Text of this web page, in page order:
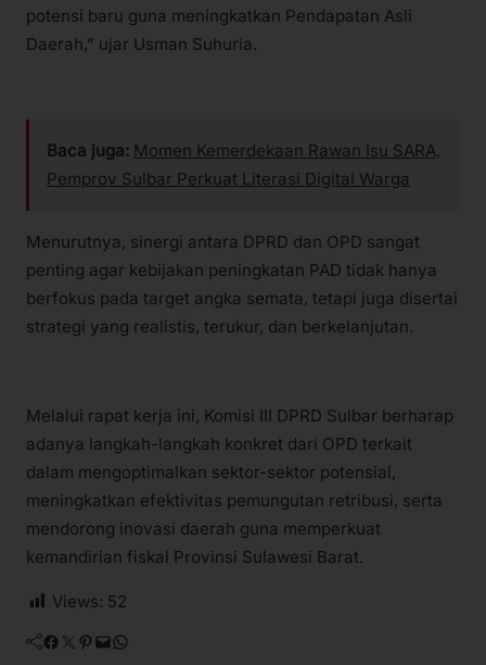
potensi baru guna meningkatkan Pendapatan Asli
Daerah,” ujar Usman Suhuria.
Baca juga: Momen Kemerdekaan Rawan Isu SARA,
Pemprov Sulbar Perkuat Literasi Digital Warga
Menurutnya, sinergi antara DPRD dan OPD sangat
penting agar kebijakan peningkatan PAD tidak hanya
berfokus pada target angka semata, tetapi juga disertai
strategi yang realistis, terukur, dan berkelanjutan.
Melalui rapat kerja ini, Komisi III DPRD Sulbar berharap
adanya langkah-langkah konkret dari OPD terkait
dalam mengoptimalkan sektor-sektor potensial,
meningkatkan efektivitas pemungutan retribusi, serta
mendorong inovasi daerah guna memperkuat
kemandirian fiskal Provinsi Sulawesi Barat.
Views: 52
Facebook Twitter Pinterest Mail WhatsApp